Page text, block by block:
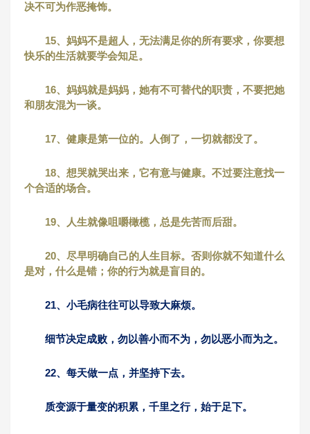
决不可为作恶掩饰。
15、妈妈不是超人，无法满足你的所有要求，你要想
快乐的生活就要学会知足。
16、妈妈就是妈妈，她有不可替代的职责，不要把她
和朋友混为一谈。
17、健康是第一位的。人倒了，一切就都没了。
18、想哭就哭出来，它有意与健康。不过要注意找一
个合适的场合。
19、人生就像咀嚼橄榄，总是先苦而后甜。
20、尽早明确自己的人生目标。否则你就不知道什么
是对，什么是错；你的行为就是盲目的。
21、小毛病往往可以导致大麻烦。
细节决定成败，勿以善小而不为，勿以恶小而为之。
22、每天做一点，并坚持下去。
质变源于量变的积累，千里之行，始于足下。